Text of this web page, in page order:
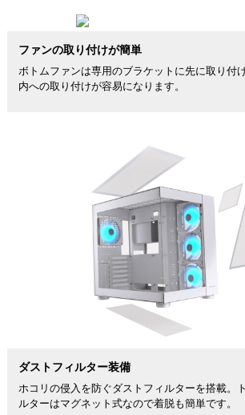
ファンの取り付けが簡単
ボトムファンは専用のブラケットに先に取り付
内への取り付けが容易になります。
ダストフィルター装備
ホコリの侵入を防ぐダストフィルターを搭載。
ルターはマグネット式なので着脱も簡単です。